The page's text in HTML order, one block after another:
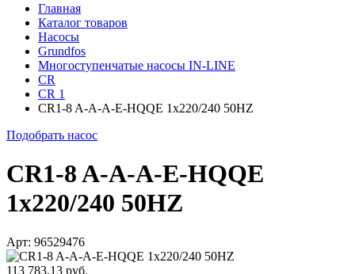
Главная
Каталог товаров
Насосы
Grundfos
Многоступенчатые насосы IN-LINE
CR
CR 1
CR1-8 A-A-A-E-HQQE 1x220/240 50HZ
Подобрать насос
CR1-8 A-A-A-E-HQQE
1x220/240 50HZ
Арт: 96529476
113 783,13 руб.